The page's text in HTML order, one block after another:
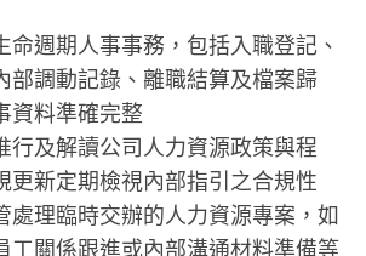
命週期人事事務，包括入職登記、
部調動記錄、離職結算及檔案歸
資料準確完整
行及解讀公司人力資源政策與程
更新定期檢視內部指引之合規性
處理臨時交辦的人力資源專案，如
工關係跟進或內部溝通材料準備等